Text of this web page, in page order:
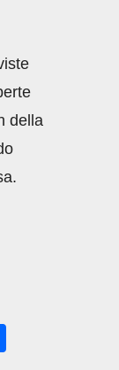
della